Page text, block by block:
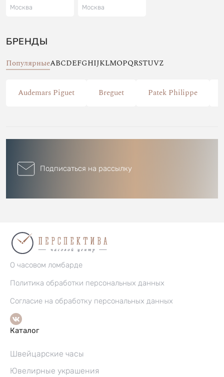
Москва Москва
БРЕНДЫ
ПопулярныеABCDEFGHIJKLMOPQRSTUVZ
Audemars Piguet Breguet Patek Philippe
Подписаться на рассылку
О часовом ломбарде
Политика обработки персональных данных
Согласие на обработку персональных данных
Каталог
Швейцарские часы
Ювелирные украшения